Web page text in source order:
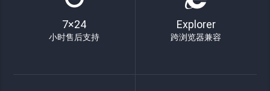
7×24
小时售后支持
Explorer
跨浏览器兼容